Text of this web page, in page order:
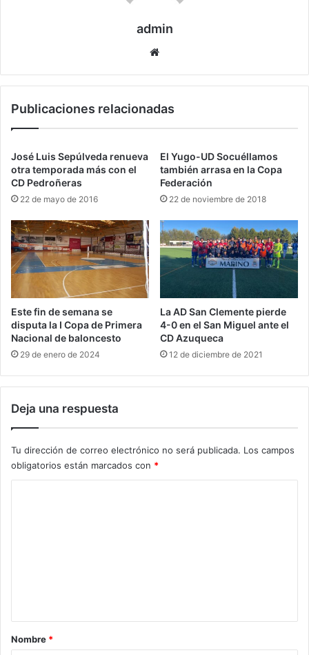
admin
we
Publicaciones relacionadas
José Luis Sepúlveda renueva
otra temporada más con el
CD Pedroñeras
22 de mayo de 2016
El Yugo-UD Socuéllamos
también arrasa en la Copa
Federación
22 de noviembre de 2018
Este fin de semana se
disputa la I Copa de Primera
Nacional de baloncesto
29 de enero de 2024
La AD San Clemente pierde
4-0 en el San Miguel ante el
CD Azuqueca
12 de diciembre de 2021
Deja una respuesta
Tu dirección de correo electrónico no será publicada. Los campos
obligatorios están marcados con *
rNombre *